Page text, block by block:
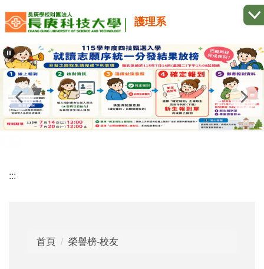
到
要
內
容
區
護理系
:::
首頁 榮譽榜-校友